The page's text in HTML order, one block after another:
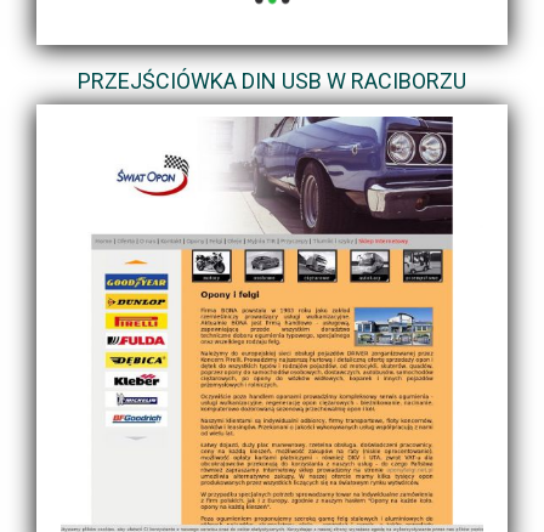
PRZEJŚCIÓWKA DIN USB W RACIBORZU